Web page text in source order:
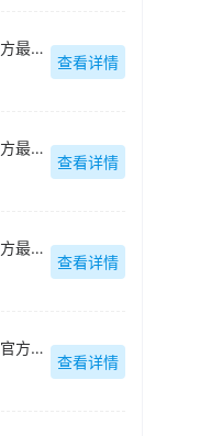
战斗小叮当官方最新版
查看详情
作怪的先生官方最新版
查看详情
解忧小食光官方最新版
查看详情
烹饪幻想游戏官方最新版
查看详情